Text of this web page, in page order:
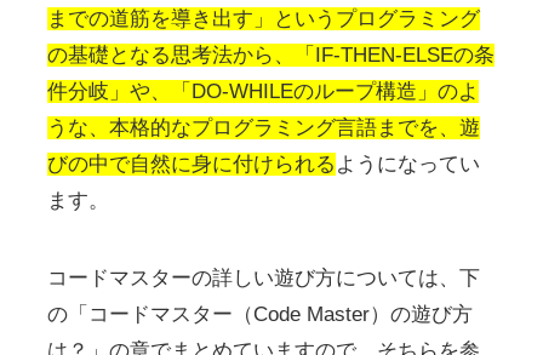
までの道筋を導き出す」というプログラミング
の基礎となる思考法から、「IF-THEN-ELSEの条
件分岐」や、「DO-WHILEのループ構造」のよ
うな、本格的なプログラミング言語までを、遊
びの中で自然に身に付けられる ようになってい
ます。
コードマスターの詳しい遊び方については、下
の「コードマスター（Code Master）の遊び方